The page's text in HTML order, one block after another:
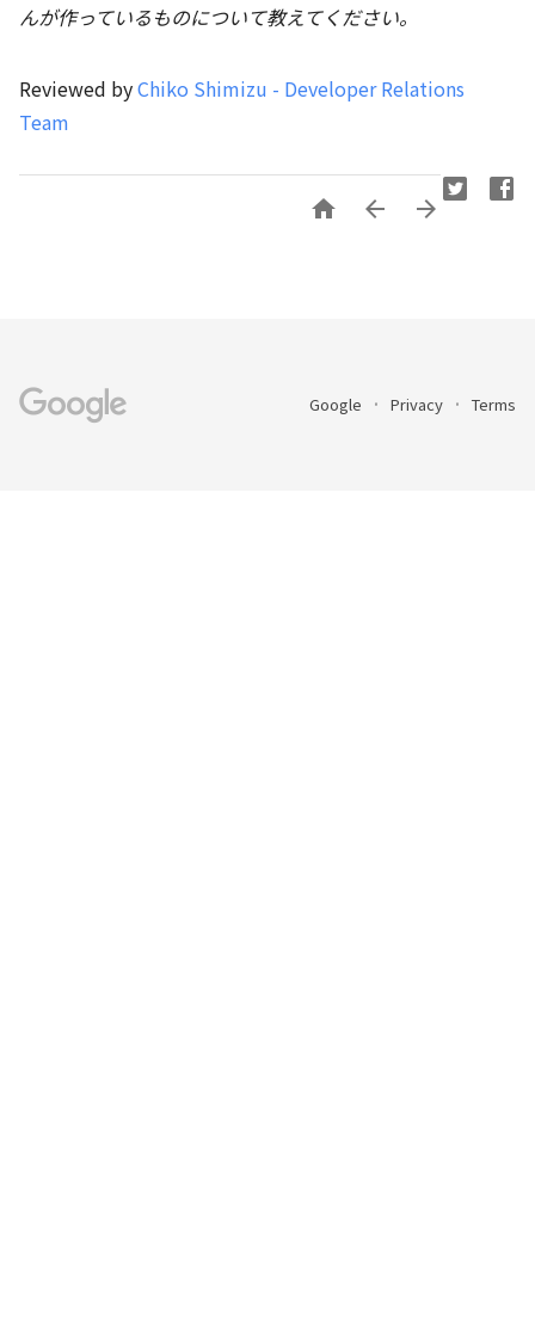
んが作っているものについて教えてください。
Reviewed byChiko Shimizu - Developer Relations
Team
  
Google Privacy Terms